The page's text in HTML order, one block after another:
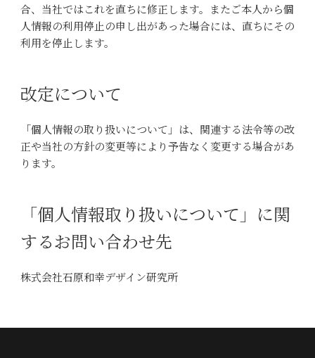
合、当社ではこれを直ちに修正します。またご本人から個
人情報の利用停止の申し出があった場合には、直ちにその
利用を停止します。
改定について
「個人情報の取り扱いについて」は、関連する法令等の改
正や当社の方針の変更等により予告なく変更する場合があ
ります。
「個人情報取り扱いについて」に関
するお問い合わせ先
株式会社石原和幸デザイン研究所